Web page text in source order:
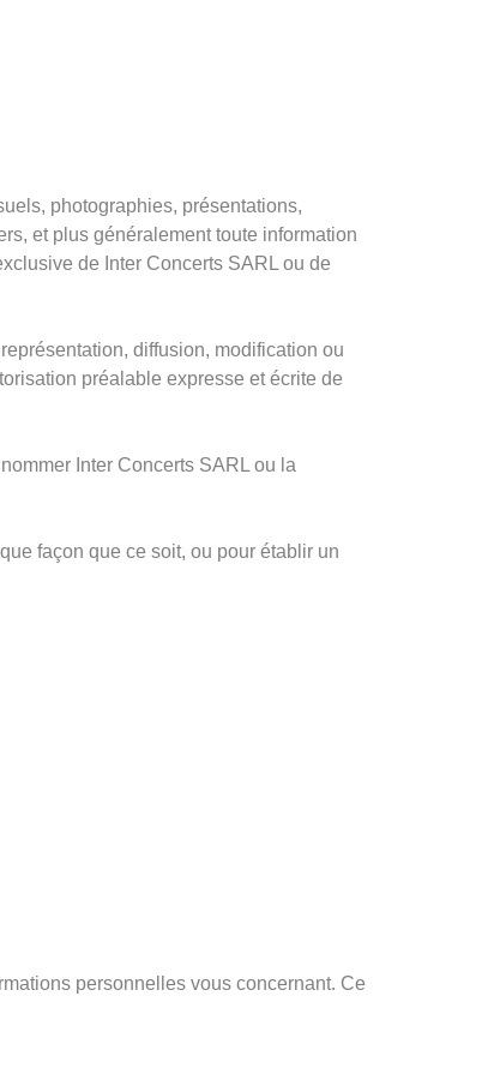
photographies, présentations,
et plus généralement toute information
de Inter Concerts SARL ou de
diffusion, modification ou
préalable expresse et écrite de
Inter Concerts SARL ou la
façon que ce soit, ou pour établir un
personnelles vous concernant. Ce